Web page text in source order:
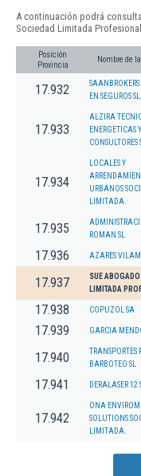
A continuación podrá
Sociedad Limitada
Posición
Provincia
Nombre de
17.932
SAANBROKERS
EN SEGUROS SL.
17.933
ALZIRA
ENERGETICAS Y
CONSULTORES
17.934
LOCALES Y
URBANOS
LIMITADA.
17.935
ROMAN SL
17.936 AZARES
17.937
SUE
LIMITADA
17.938 COPUZOL SA
17.939 GARCIA
17.940
TRANSPORTES
BARBOTEO SL
17.941 DERALASER 12
17.942
ONA
SOLUTIONS
LIMITADA.